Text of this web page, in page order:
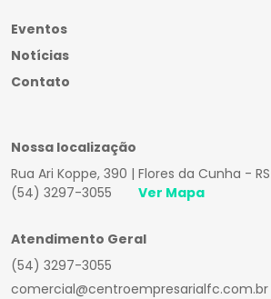
Eventos
Notícias
Contato
Nossa localização
Rua Ari Koppe, 390 | Flores da Cunha - RS
(54) 3297-3055
Ver Mapa
Atendimento Geral
(54) 3297-3055
comercial@centroempresarialfc.com.br